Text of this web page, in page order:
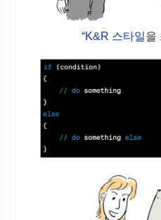
“K&R 스타일을